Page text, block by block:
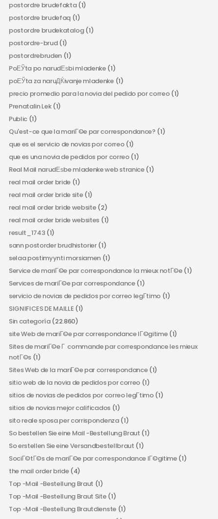
postordre brudefakta(1)
postordre brudefaq (1)
postordre brudekatalog(1)
postordre-brud(1)
postordrebruden (1)
PoЕЎta po narudЕѕbi mladenke(1)
poЕЎta za naruДЌivanje mladenke(1)
precio promedio para la novia del pedido por correo(1)
Prenatalin Lek(1)
Public(1)
Qu'est-ce que la mariГ©e par correspondance? (1)
que es el servicio de novias por correo(1)
que es una novia de pedidos por correo(1)
Real Mail narudЕѕbe mladenke web stranice(1)
real mail order bride (1)
real mail order bride site(1)
real mail order bride website(2)
real mail order bride websites (1)
result_1743(1)
sann postorder brudhistorier(1)
selaa postimyynti morsiamen (1)
Service de mariГ©e par correspondance la mieux notГ©e(1)
Services de mariГ©e par correspondance(1)
servicio de novias de pedidos por correo legГ­timo(1)
SIGNIFICES DE MAILLE (1)
Sin categoría(22.860)
site Web de mariГ©e par correspondance lГ©gitime(1)
Sites de mariГ©e Г commande par correspondance les mieux
notГ©s(1)
Sites Web de la mariГ©e par correspondance(1)
sitio web de la novia de pedidos por correo(1)
sitios de novias de pedidos por correo legГ­timo(1)
sitios de novias mejor calificados(1)
sito reale sposa per corrispondenza(1)
So bestellen Sie eine Mail -Bestellung Braut (1)
So erstellen Sie eine Versandbestellbraut (1)
SociГ©tГ©s de mariГ©e par correspondance lГ©gitime(1)
the mail order bride(4)
Top -Mail -Bestellung Braut (1)
Top -Mail -Bestellung Braut Site(1)
Top -Mail -Bestellung Brautdienste(1)